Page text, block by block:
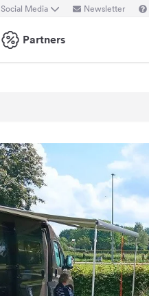
Social Media Newsletter
Partners